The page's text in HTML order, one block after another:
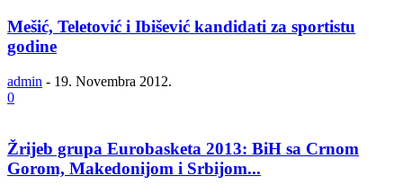
Mešić, Teletović i Ibišević kandidati za sportistu
godine
admin - 19. Novembra 2012.
0
Žrijeb grupa Eurobasketa 2013: BiH sa Crnom
Gorom, Makedonijom i Srbijom...